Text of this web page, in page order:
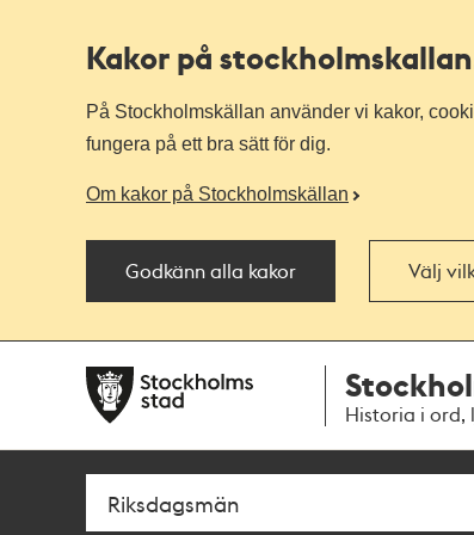
Kakor på stockholmskallan
På Stockholmskällan använder vi kakor,
fungera på ett bra sätt för dig.
Om kakor på Stockholmskällan
Godkänn alla kakor Välj
navigationen
huvudinnehållet
Historia i ord,
Sök